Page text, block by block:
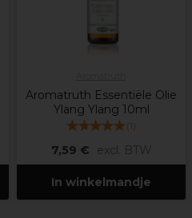
Aromatruth Essentiële Olie
Ylang Ylang 10ml
(1)
7,59 € excl. BTW
In winkelmandje